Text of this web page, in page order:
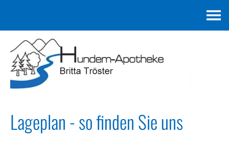
Lageplan - so finden Sie uns